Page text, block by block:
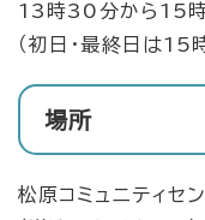
13時30分から15
（初日・最終日は15
場所
松原コミュニティセ